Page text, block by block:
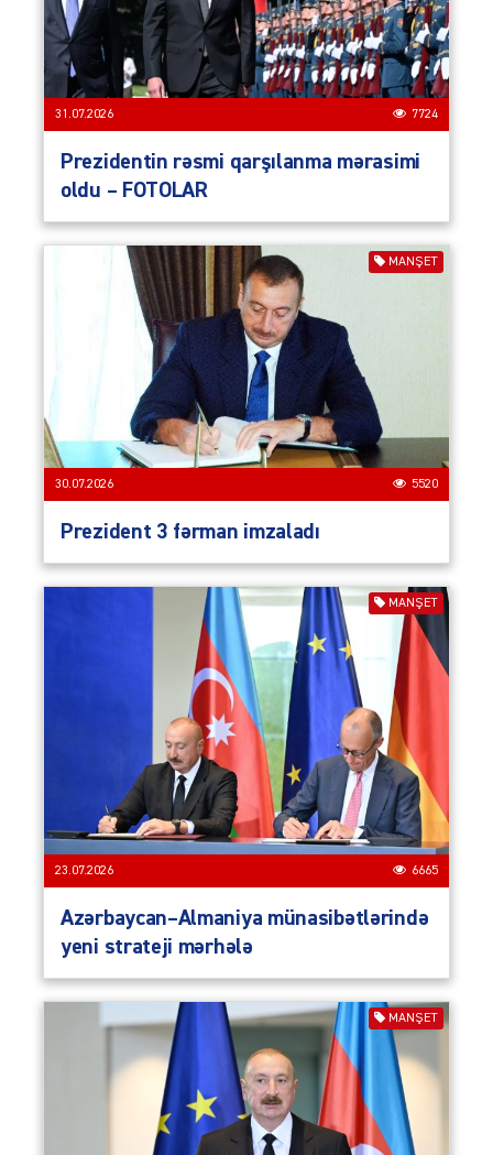
31.07.2026 7724
Prezidentin rəsmi qarşılanma mərasimi
oldu – FOTOLAR
MANŞET
30.07.2026 5520
Prezident 3 fərman imzaladı
MANŞET
23.07.2026 6665
Azərbaycan–Almaniya münasibətlərində
yeni strateji mərhələ
MANŞET